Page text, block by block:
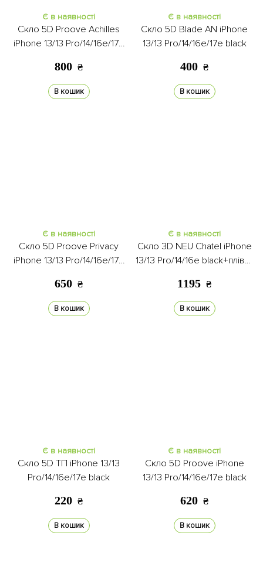
Є в наявності
Скло 5D Proove Achilles
iPhone 13/13 Pro/14/16e/17e
800 ₴
В кошик
Є в наявності
Скло 5D Blade AN iPhone
13/13 Pro/14/16e/17e black
400 ₴
В кошик
Є в наявності
Скло 5D Proove Privacy
iPhone 13/13 Pro/14/16e/17e
650 ₴
В кошик
Є в наявності
Скло 3D NEU Chatel iPhone
13/13 Pro/14/16e black+плівка
1195 ₴
В кошик
Є в наявності
Скло 5D ТП iPhone 13/13
Pro/14/16e/17e black
220 ₴
В кошик
Є в наявності
Скло 5D Proove iPhone
13/13 Pro/14/16e/17e black
620 ₴
В кошик